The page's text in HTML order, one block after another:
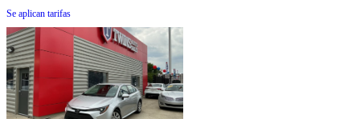
Se aplican tarifas